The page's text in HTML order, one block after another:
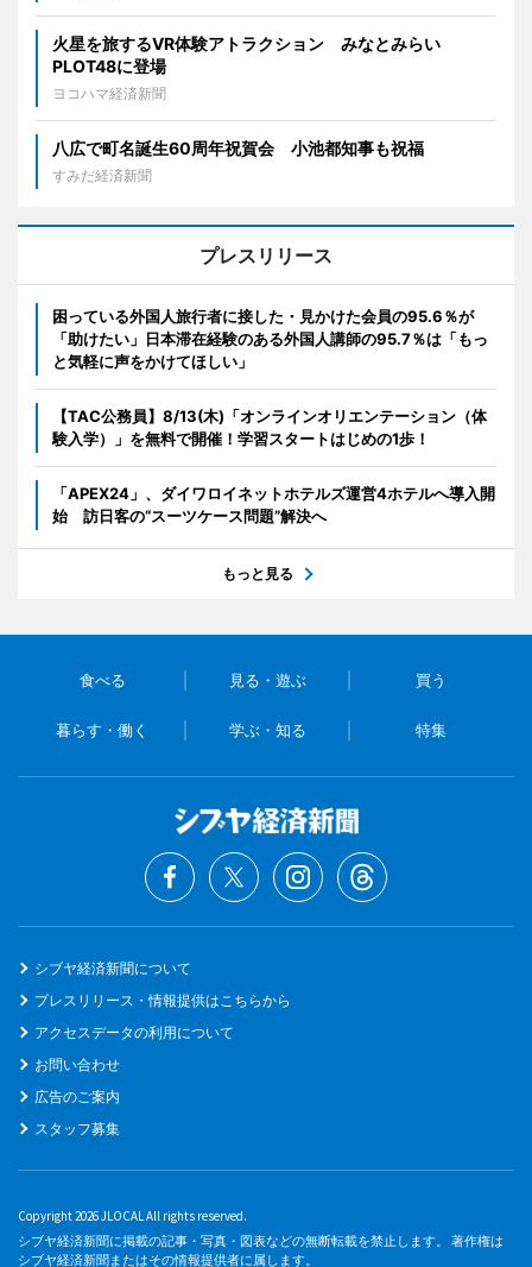
火星を旅するVR体験アトラクション みなとみらい
PLOT48に登場
ヨコハマ経済新聞
八広で町名誕生60周年祝賀会 小池都知事も祝福
すみだ経済新聞
プレスリリース
困っている外国人旅行者に接した・見かけた会員の95.6％が
「助けたい」日本滞在経験のある外国人講師の95.7％は「もっ
と気軽に声をかけてほしい」
【TAC公務員】8/13(木)「オンラインオリエンテーション（体
験入学）」を無料で開催！学習スタートはじめの1歩！
「APEX24」、ダイワロイネットホテルズ運営4ホテルへ導入開
始 訪日客の“スーツケース問題”解決へ
もっと見る
食べる 見る・遊ぶ 買う
暮らす・働く 学ぶ・知る 特集
シブヤ経済新聞について
プレスリリース・情報提供はこちらから
アクセスデータの利用について
お問い合わせ
広告のご案内
スタッフ募集
Copyright 2026 JLOCAL All rights reserved.
シブヤ経済新聞に掲載の記事・写真・図表などの無断転載を禁止します。 著作権は
シブヤ経済新聞またはその情報提供者に属します。